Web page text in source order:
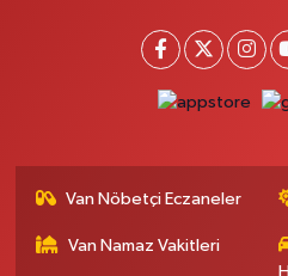
Hayat Eczanesi
Kışla Mah.Çınarlı Cad.1038 Sk.No:93
0 (432) 354 37 36 Yol Tarifi Al
Van Nöbetçi Eczaneler
Van Namaz Vakitleri